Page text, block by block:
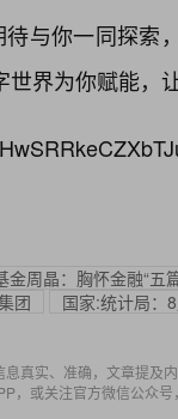
待与你一同探
世界为你赋能，
金周晶：胸怀金融“
团
国家:统计局：
息真实、准确，文章提及
，或关注官方微信公众